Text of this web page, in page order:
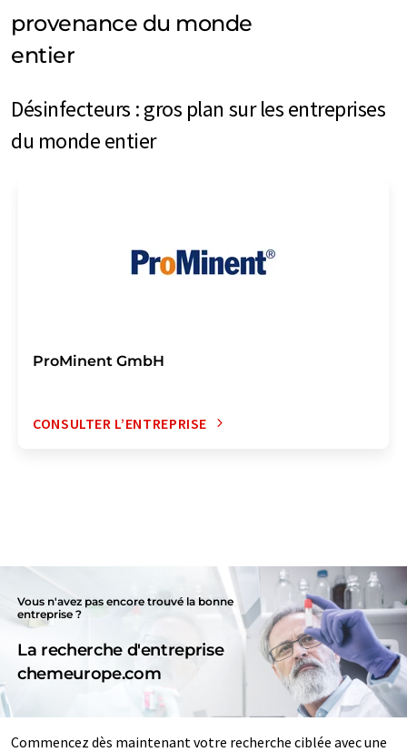
provenance du monde
entier
Désinfecteurs : gros plan sur les entreprises
du monde entier
ProMinent GmbH
CONSULTER L’ENTREPRISE
Vous n'avez pas encore trouvé la bonne
entreprise ?
La recherche d'entreprise
chemeurope.com
Commencez dès maintenant votre recherche ciblée avec une